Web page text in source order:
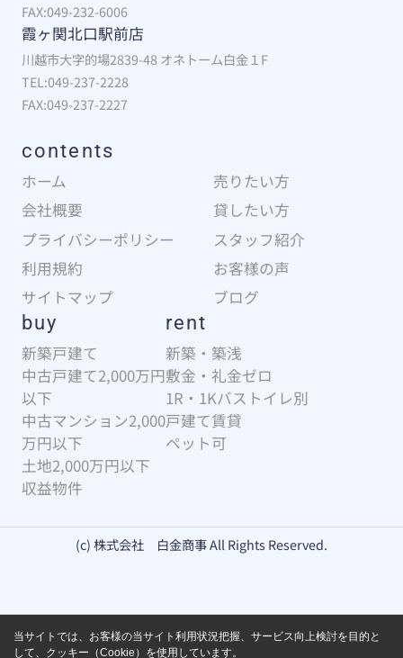
FAX:049-232-6006
霞ヶ関北口駅前店
川越市大字的場2839-48 オネトーム白金１F
TEL:049-237-2228
FAX:049-237-2227
contents
ホーム
売りたい方
会社概要
貸したい方
プライバシーポリシー
スタッフ紹介
利用規約
お客様の声
サイトマップ
ブログ
buy
新築戸建て
中古戸建て2,000万円
以下
中古マンション2,000
万円以下
土地2,000万円以下
収益物件
rent
新築・築浅
敷金・礼金ゼロ
1R・1Kバストイレ別
戸建て賃貸
ペット可
(c) 株式会社 白金商事 All Rights Reserved.
当サイトでは、お客様の当サイト利用状況把握、サービス向上検討を目的と
して、クッキー（Cookie）を使用しています。